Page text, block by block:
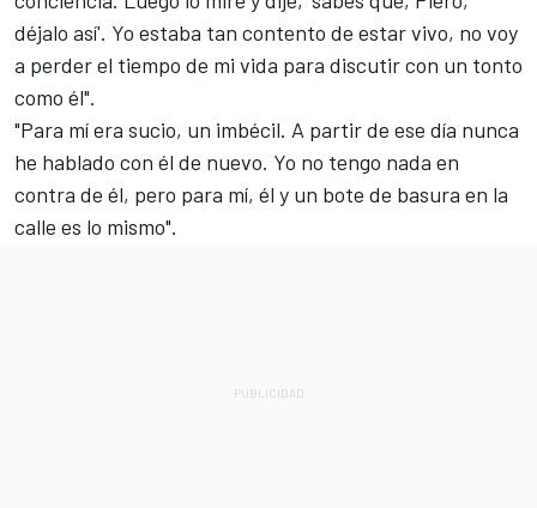
déjalo así'. Yo estaba tan contento de estar vivo, no voy
a perder el tiempo de mi vida para discutir con un tonto
como él".
"Para mí era sucio, un imbécil. A partir de ese día nunca
he hablado con él de nuevo. Yo no tengo nada en
contra de él, pero para mí, él y un bote de basura en la
calle es lo mismo".